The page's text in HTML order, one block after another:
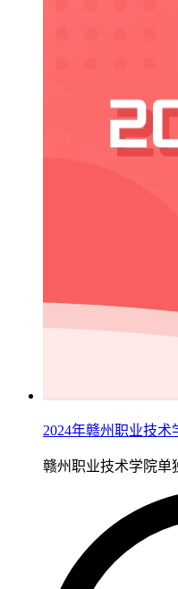
2024年赣州职业技
赣州职业技术学院单